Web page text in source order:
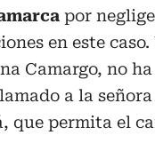
por
en este
Camargo, no
a la
que permita el